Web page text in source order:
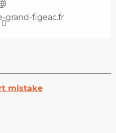
grand-figeac.fr
mistake